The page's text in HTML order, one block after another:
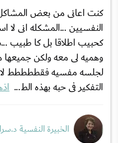
كنت اعانى من بعض المشاكل
النفسيين ...المشكله انى
كحبيب اطلاقا بل كا طبيب
وهميه لى معه ولكن جميعها
لجلسه مفسيه فقططططط لا
التفكير فى حبه بهذه الط...
الخبيرة النفسية